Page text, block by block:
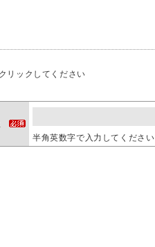
リックしてください
半角英数字で入力してください